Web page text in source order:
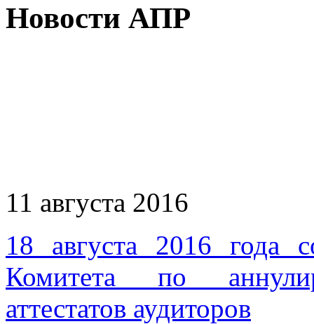
Новости АПР
11 августа 2016
18 августа 2016 года
Комитета по
аттестатов аудиторов